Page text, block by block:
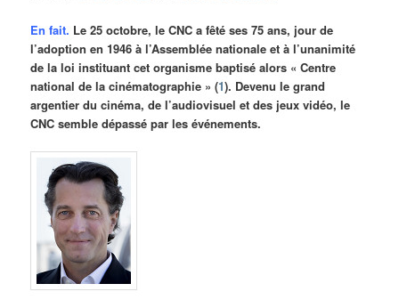
En fait. Le 25 octobre, le CNC a fêté ses 75 ans, jour de
l’adoption en 1946 à l’Assemblée nationale et à l’unanimité
de la loi instituant cet organisme baptisé alors « Centre
national de la cinématographie » (1). Devenu le grand
argentier du cinéma, de l’audiovisuel et des jeux vidéo, le
CNC semble dépassé par les événements.